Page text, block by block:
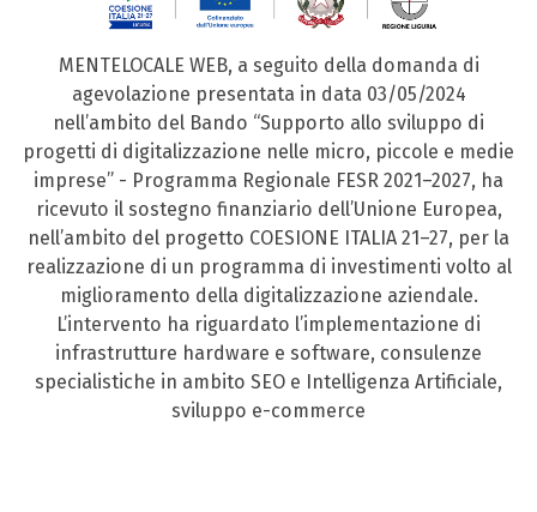
MENTELOCALE WEB, a seguito della domanda di
agevolazione presentata in data 03/05/2024
nell’ambito del Bando “Supporto allo sviluppo di
progetti di digitalizzazione nelle micro, piccole e medie
imprese” - Programma Regionale FESR 2021–2027, ha
ricevuto il sostegno finanziario dell’Unione Europea,
nell’ambito del progetto COESIONE ITALIA 21–27, per la
realizzazione di un programma di investimenti volto al
miglioramento della digitalizzazione aziendale.
L’intervento ha riguardato l’implementazione di
infrastrutture hardware e software, consulenze
specialistiche in ambito SEO e Intelligenza Artificiale,
sviluppo e-commerce